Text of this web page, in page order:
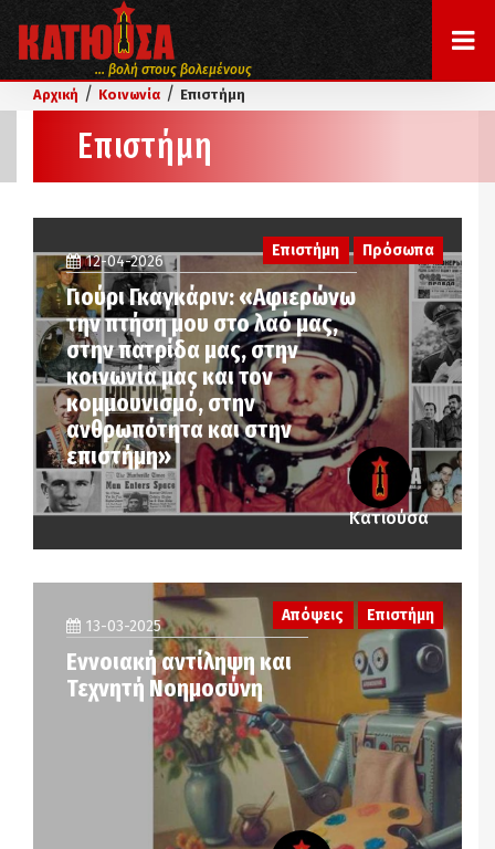
... βολή στους βολεμένους
Αρχική / Κοινωνία / Επιστήμη
Επιστήμη
Επιστήμη Πρόσωπα
12-04-2026
Γιούρι Γκαγκάριν: «Αφιερώνω
την πτήση μου στο λαό μας,
στην πατρίδα μας, στην
κοινωνία μας και τον
κομμουνισμό, στην
ανθρωπότητα και στην
επιστήμη»
Κατιούσα
13-03-2025
Εννοιακή αντίληψη και
Τεχνητή Νοημοσύνη
Απόψεις Επιστήμη